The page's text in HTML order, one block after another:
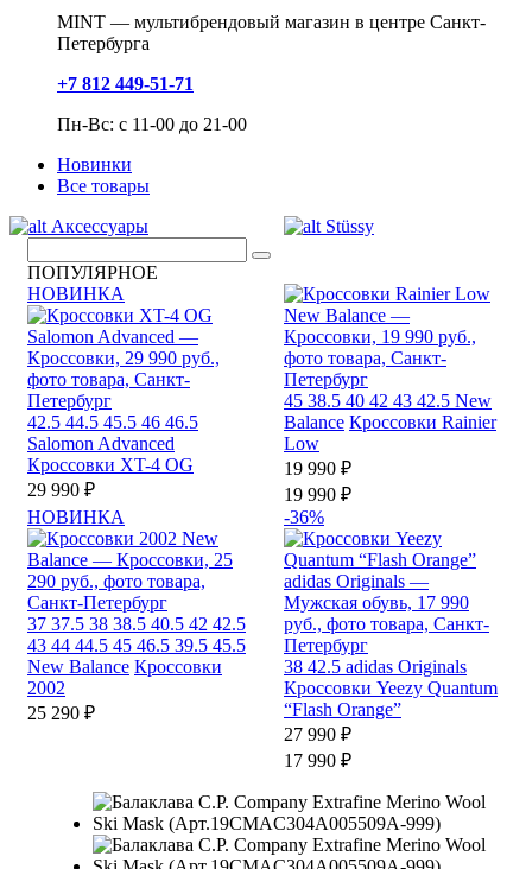
MINT — мультибрендовый магазин в центре Санкт-
Петербурга
+7 812 449-51-71
Пн-Вс: с 11-00 до 21-00
Новинки
Все товары
Аксессуары
Stüssy
ПОПУЛЯРНОЕ
НОВИНКА
42.5 44.5 45.5 46 46.5
Salomon Advanced
Кроссовки XT-4 OG
29 990 ₽
45 38.5 40 42 43 42.5 New
Balance Кроссовки Rainier
Low
19 990 ₽
19 990 ₽
НОВИНКА
37 37.5 38 38.5 40.5 42 42.5
43 44 44.5 45 46.5 39.5 45.5
New Balance Кроссовки
2002
25 290 ₽
-36%
38 42.5 adidas Originals
Кроссовки Yeezy Quantum
“Flash Orange”
27 990 ₽
17 990 ₽